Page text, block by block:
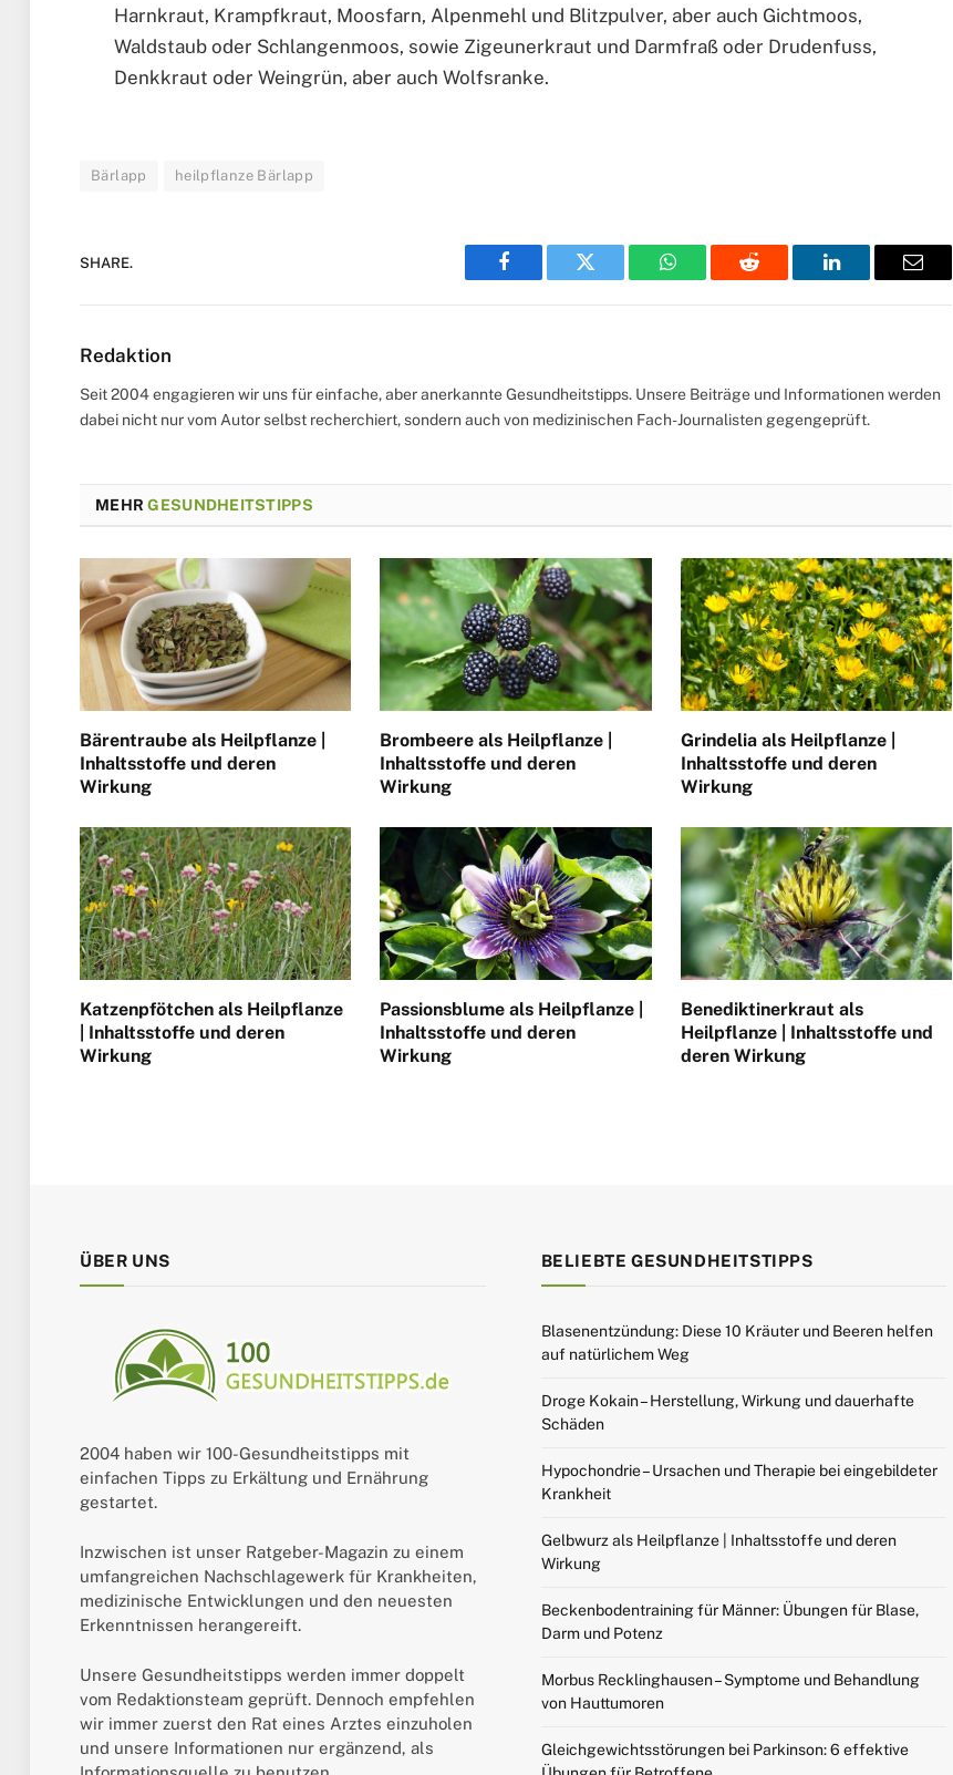
Harnkraut, Krampfkraut, Moosfarn, Alpenmehl und Blitzpulver, aber auch Gichtmoos,
Waldstaub oder Schlangenmoos, sowie Zigeunerkraut und Darmfraß oder Drudenfuss,
Denkkraut oder Weingrün, aber auch Wolfsranke.
Bärlapp heilpflanze Bärlapp
SHARE.
Facebook Twitter WhatsAppReddit LinkedIn Email
Redaktion
Seit 2004 engagieren wir uns für einfache, aber anerkannte Gesundheitstipps. Unsere Beiträge und Informationen werden
dabei nicht nur vom Autor selbst recherchiert, sondern auch von medizinischen Fach-Journalisten gegengeprüft.
MEHRGESUNDHEITSTIPPS
Bärentraube als Heilpflanze |
Inhaltsstoffe und deren
Wirkung
Brombeere als Heilpflanze |
Inhaltsstoffe und deren
Wirkung
Grindelia als Heilpflanze |
Inhaltsstoffe und deren
Wirkung
Katzenpfötchen als Heilpflanze
| Inhaltsstoffe und deren
Wirkung
Passionsblume als Heilpflanze |
Inhaltsstoffe und deren
Wirkung
Benediktinerkraut als
Heilpflanze | Inhaltsstoffe und
deren Wirkung
ÜBER UNS
2004 haben wir 100-Gesundheitstipps mit
einfachen Tipps zu Erkältung und Ernährung
gestartet.
Inzwischen ist unser Ratgeber-Magazin zu einem
umfangreichen Nachschlagewerk für Krankheiten,
medizinische Entwicklungen und den neuesten
Erkenntnissen herangereift.
Unsere Gesundheitstipps werden immer doppelt
vom Redaktionsteam geprüft. Dennoch empfehlen
wir immer zuerst den Rat eines Arztes einzuholen
und unsere Informationen nur ergänzend, als
BELIEBTE GESUNDHEITSTIPPS
Blasenentzündung: Diese 10 Kräuter und Beeren helfen
auf natürlichem Weg
Droge Kokain – Herstellung, Wirkung und dauerhafte
Schäden
Hypochondrie – Ursachen und Therapie bei eingebildeter
Krankheit
Gelbwurz als Heilpflanze | Inhaltsstoffe und deren
Wirkung
Beckenbodentraining für Männer: Übungen für Blase,
Darm und Potenz
Morbus Recklinghausen – Symptome und Behandlung
von Hauttumoren
Gleichgewichtsstörungen bei Parkinson: 6 effektive